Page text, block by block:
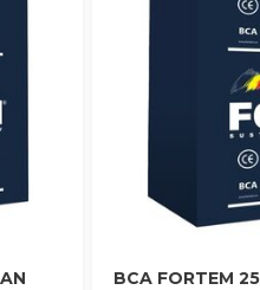
BCA FORTEM